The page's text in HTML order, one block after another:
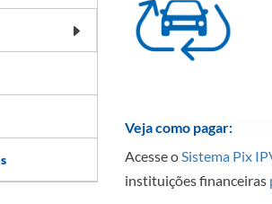
Veja como pagar:
Acesse oSistema Pix
instituições financeiras